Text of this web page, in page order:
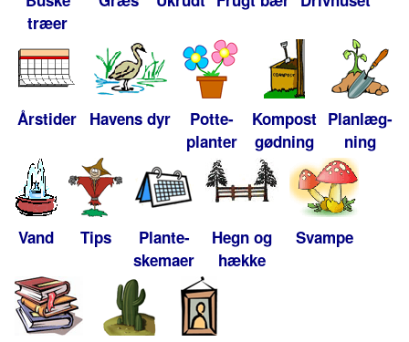
træer
Årstider Havens dyr
Potte-
planter
Kompost
gødning
Planlæg-
ning
Vand Tips
Plante-
skemaer
Hegn og
hække
Svampe